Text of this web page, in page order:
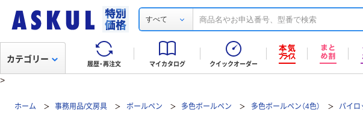
すべて
履歴・再注文 マイカタログ クイックオーダー
カテゴリー
>
ホーム 事務用品/文房具 ボールペン 多色ボールペン 多色ボールペン（4色） パイロ